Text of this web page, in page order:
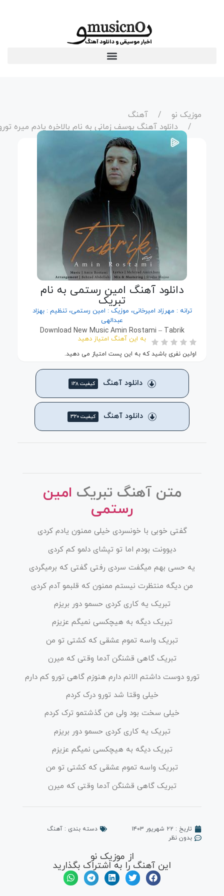
موزیک نو
آهنگ
دانلود آهنگ یوسف زمانی به نام بالاخره یادم میره تورو
دانلود آهنگ امین رستمی به نام
تبریک
ترانه : مهرزاد امیرخانی، موزیک : امین رستمی، تنظیم : بهزاد
عبدالهی
Download New Music Amin Rostami – Tabrik
به این آهنگ امتیاز دهید
اولین نفری باشید که به این پست امتیاز می دهید.
دانلود آهنگ کیفیت ۱۲۸
دانلود آهنگ کیفیت ۳۲۰
متن آهنگ تبریک امین
رستمی
گفتی خوبی با خونسردی خیلی ممنون یادم کردی
دیوونت بودم اما تو تپشای دلمو کم کردی
یه حسی بهم میگفت سردی رفتی گفتی که برمیگردی
من دیگه منتظرت نیستم ممنون که قلبمو آدم کردی
تبریک یه کاری کردی حسمو دور بریزم
تبریک دیگه به هیچکسی نمیگم عزیزم
تبریک واسه تموم عشقی که کشتی تو من
تبریک گاهی قشنگن آدما وقتی که میرن
تورو دوست داشتم الانم دارم هنوزم گاهی تورو کم دارم
خیلی وقتا شد تورو درک کردم
خیلی سخت بود ولی من گذشتمو ترک کردم
تبریک یه کاری کردی حسمو دور بریزم
تبریک دیگه به هیچکسی نمیگم عزیزم
تبریک واسه تموم عشقی که کشتی تو من
تبریک گاهی قشنگن آدما وقتی که میرن
تاریخ : ۲۲ شهریور ۱۴۰۳ دسته بندی :
آهنگ
بدون نظر
از موزیک نو
این آهنگ را به اشتراک بگذارید